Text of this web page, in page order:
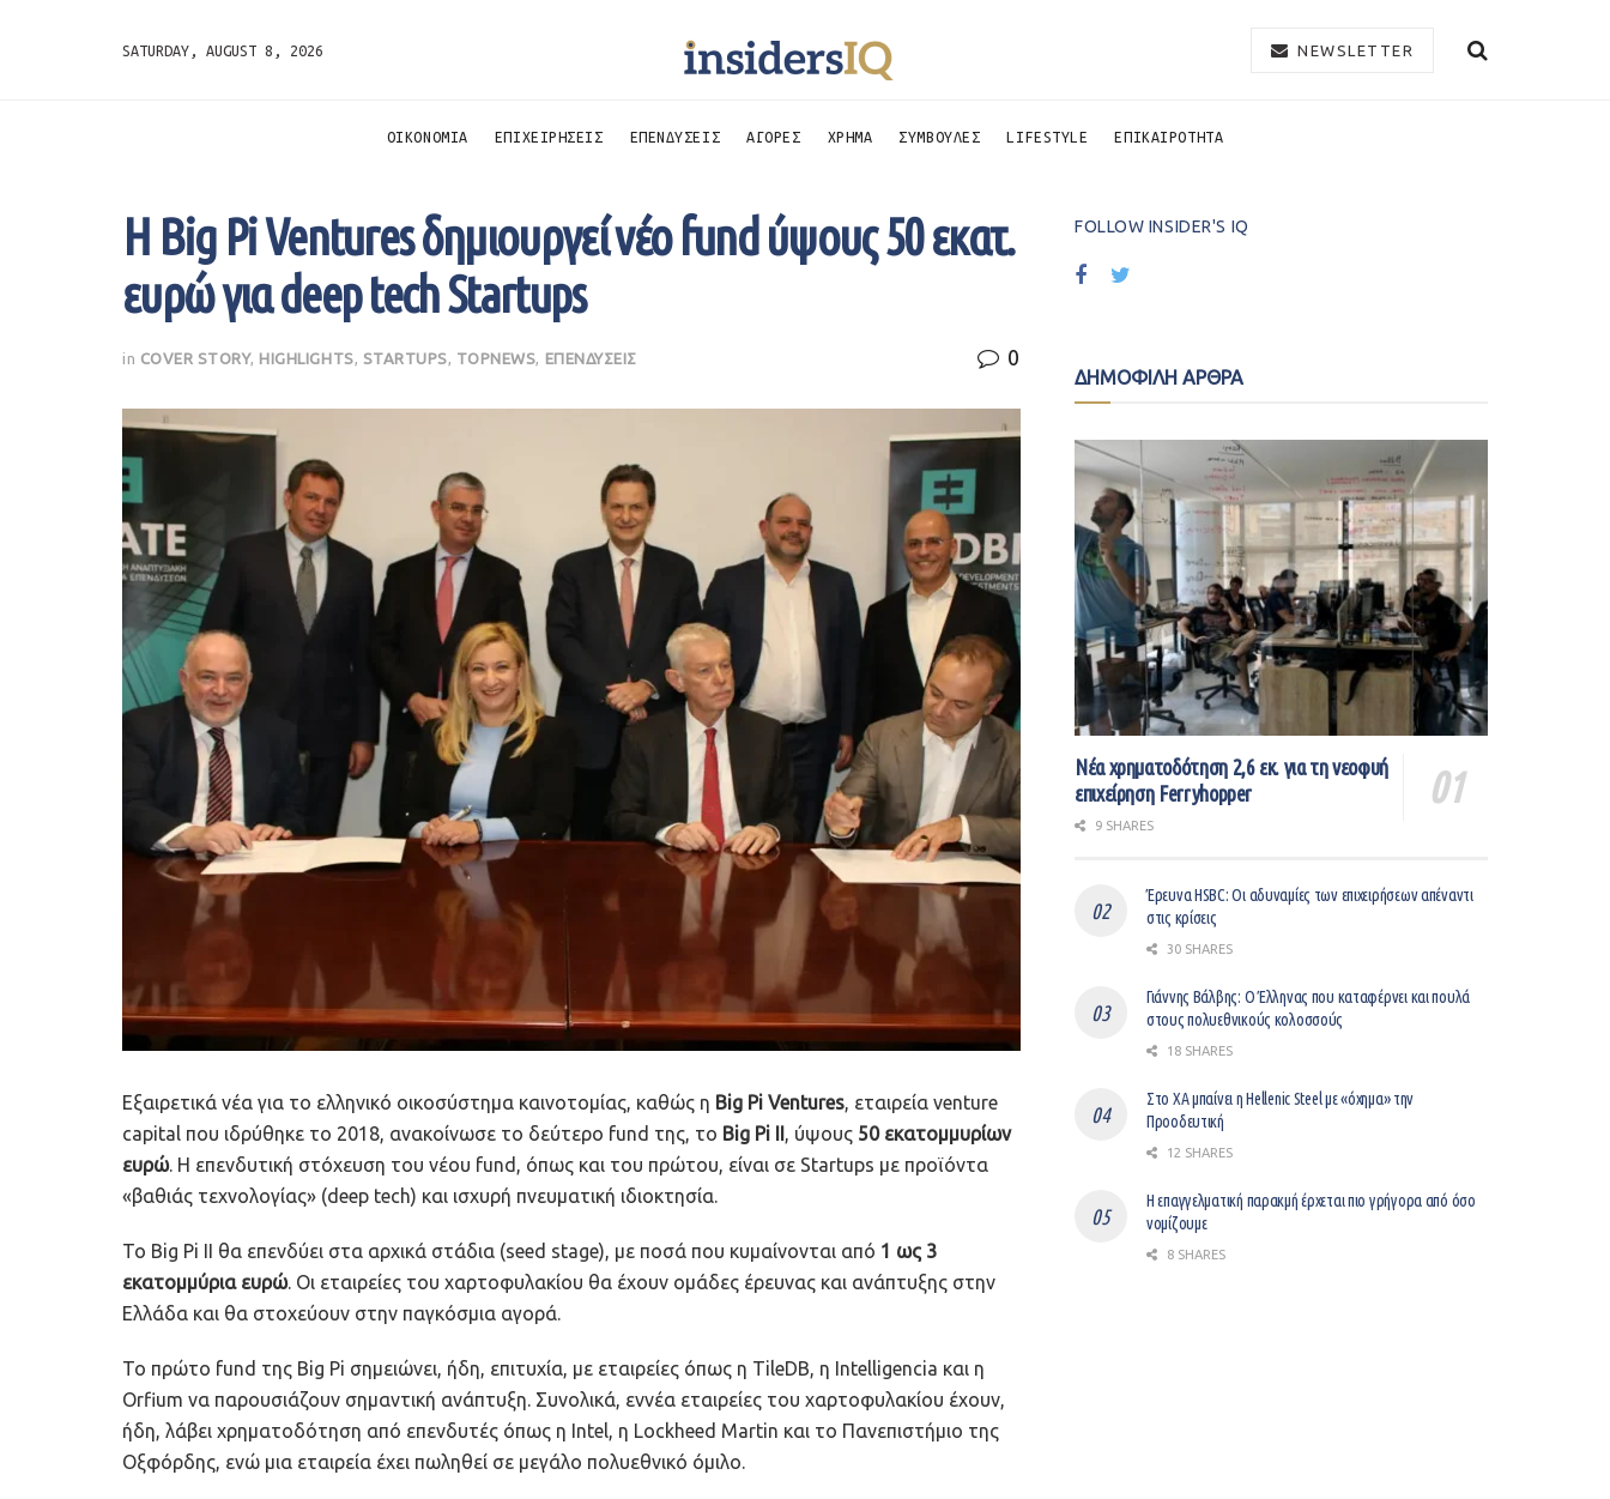
SATURDAY, AUGUST 8, 2026 NEWSLETTER
ΟΙΚΟΝΟΜΙΑ ΕΠΙΧΕΙΡΗΣΕΙΣ ΕΠΕΝΔΥΣΕΙΣ ΑΓΟΡΕΣ ΧΡΗΜΑ ΣΥΜΒΟΥΛΕΣ LIFESTYLE ΕΠΙΚΑΙΡΟΤΗΤΑ
Η Big Pi Ventures δημιουργεί νέο fund ύψους 50 εκατ.
ευρώ για deep tech Startups
in COVER STORY, HIGHLIGHTS STARTUPS TOPNEWS ΕΠΕΝΔΥΣΕΙΣ 0
Εξαιρετικά νέα για το ελληνικό οικοσύστημα καινοτομίας, καθώς η Big Pi Ventures, εταιρεία venture
capital που ιδρύθηκε το 2018, ανακοίνωσε το δεύτερο fund της, το Big Pi II, ύψους 50 εκατομμυρίων
ευρώ. Η επενδυτική στόχευση του νέου fund, όπως και του πρώτου, είναι σε Startups με προϊόντα
«βαθιάς τεχνολογίας» (deep tech) και ισχυρή πνευματική ιδιοκτησία.
Το Big Pi II θα επενδύει στα αρχικά στάδια (seed stage), με ποσά που κυμαίνονται από 1 ως 3
εκατομμύρια ευρώ. Οι εταιρείες του χαρτοφυλακίου θα έχουν ομάδες έρευνας και ανάπτυξης στην
Ελλάδα και θα στοχεύουν στην παγκόσμια αγορά.
Το πρώτο fund της Big Pi σημειώνει, ήδη, επιτυχία, με εταιρείες όπως η TileDB, η Intelligencia και η
Orfium να παρουσιάζουν σημαντική ανάπτυξη. Συνολικά, εννέα εταιρείες του χαρτοφυλακίου έχουν,
ήδη, λάβει χρηματοδότηση από επενδυτές όπως η Intel, η Lockheed Martin και το Πανεπιστήμιο της
Οξφόρδης, ενώ μια εταιρεία έχει πωληθεί σε μεγάλο πολυεθνικό όμιλο.
FOLLOW INSIDER'S IQ
ΔΗΜΟΦΙΛΗ ΑΡΘΡΑ
Νέα χρηματοδότηση 2,6 εκ. για τη νεοφυή
επιχείρηση Ferryhopper
9 SHARES
Έρευνα HSBC: Οι αδυναμίες των επιχειρήσεων απέναντι
στις κρίσεις
30 SHARES
Γιάννης Βάλβης: O Έλληνας που καταφέρνει και πουλά
στους πολυεθνικούς κολοσσούς
18 SHARES
Στο ΧΑ μπαίνει η Hellenic Steel με «όχημα» την
Προοδευτική
12 SHARES
Η επαγγελματική παρακμή έρχεται πιο γρήγορα από όσο
νομίζουμε
8 SHARES